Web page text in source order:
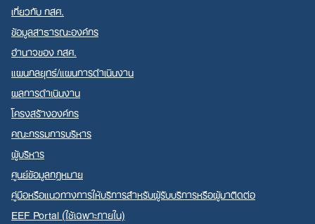
เกี่ยวกับ กสศ.
ข้อมูลสาธารณะองค์กร
อำนาจของ กสศ.
แผนกลยุทธ์/แผนการดำเนินงาน
ผลการดำเนินงาน
โครงสร้างองค์กร
คณะกรรมการบริหาร
ผู้บริหาร
ศูนย์ข้อมูลกฎหมาย
คู่มือหรือแนวทางการให้บริการสำหรับผู้รับบริการหรือผู้มาติดต่อ
EEF Portal (ใช้เฉพาะภายใน)